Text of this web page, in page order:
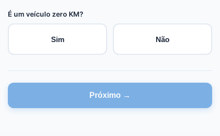
É um veículo zero KM?
Sim Não
Próximo →